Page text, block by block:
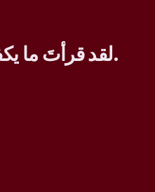
لقد قرأتَ ما يكفي. اذهب واكتشف.